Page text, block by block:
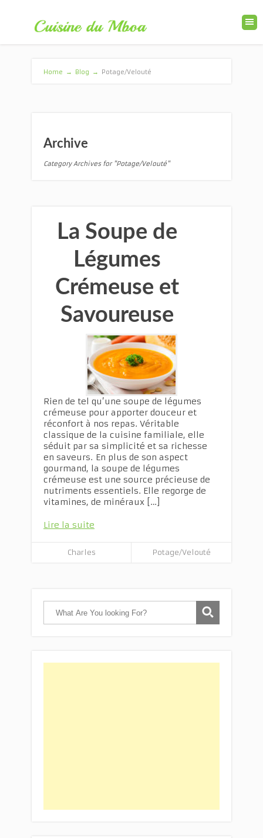
Home → Blog → Potage/Velouté
Archive
Category Archives for "Potage/Velouté"
La Soupe de
Légumes
Crémeuse et
Savoureuse
Rien de tel qu’une soupe de légumes
crémeuse pour apporter douceur et
réconfort à nos repas. Véritable
classique de la cuisine familiale, elle
séduit par sa simplicité et sa richesse
en saveurs. En plus de son aspect
gourmand, la soupe de légumes
crémeuse est une source précieuse de
nutriments essentiels. Elle regorge de
vitamines, de minéraux […]
Lire la suite
Charles Potage/Velouté